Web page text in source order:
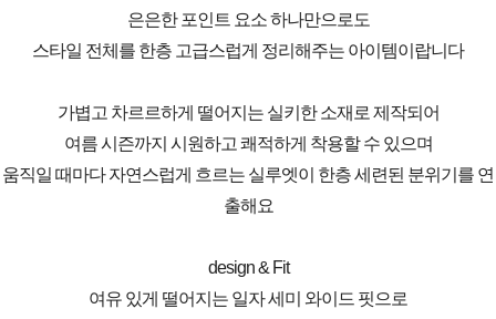
은은한 포인트 요소 하나만으로도
스타일 전체를 한층 고급스럽게 정리해주는 아이템이랍니다
가볍고 차르르하게 떨어지는 실키한 소재로 제작되어
여름 시즌까지 시원하고 쾌적하게 착용할 수 있으며
움직일 때마다 자연스럽게 흐르는 실루엣이 한층 세련된 분위기를 연
출해요
design & Fit
여유 있게 떨어지는 일자 세미 와이드 핏으로